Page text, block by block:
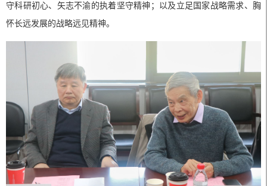
守科研初心、矢志不渝的执着坚守精神；以及立足国家战略需求、胸
怀长远发展的战略远见精神。